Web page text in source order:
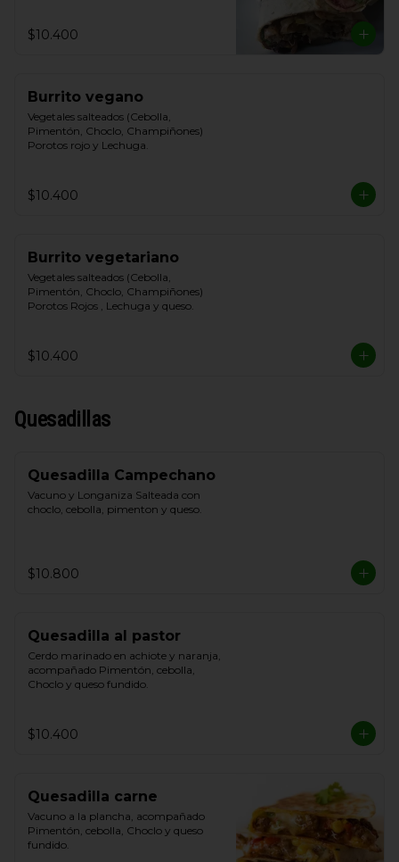
$10.400
Burrito vegano
Vegetales salteados (Cebolla,
Pimentón, Choclo, Champiñones)
Porotos rojo y Lechuga.
$10.400
Burrito vegetariano
Vegetales salteados (Cebolla,
Pimentón, Choclo, Champiñones)
Porotos Rojos , Lechuga y queso.
$10.400
Quesadillas
Quesadilla Campechano
Vacuno y Longaniza Salteada con
choclo, cebolla, pimenton y queso.
$10.800
Quesadilla al pastor
Cerdo marinado en achiote y naranja,
acompañado Pimentón, cebolla,
Choclo y queso fundido.
$10.400
Quesadilla carne
Vacuno a la plancha, acompañado
Pimentón, cebolla, Choclo y queso
fundido.